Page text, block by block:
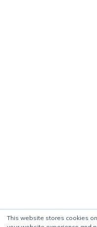
This website stores cookies